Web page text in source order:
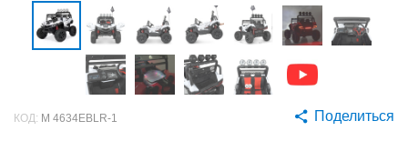
КОД: M 4634EBLR-1 Поделиться